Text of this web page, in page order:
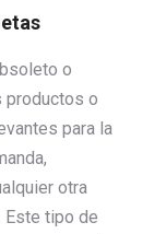
o
productos o
para la
otra
Este tipo de